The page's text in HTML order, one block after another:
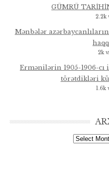
GÜMRÜ
2.2k
Mənbələr azərbaycanlıların
2k
Ermənilərin 1905-1906-cı
törətdikləri
1.6k
Arxiv